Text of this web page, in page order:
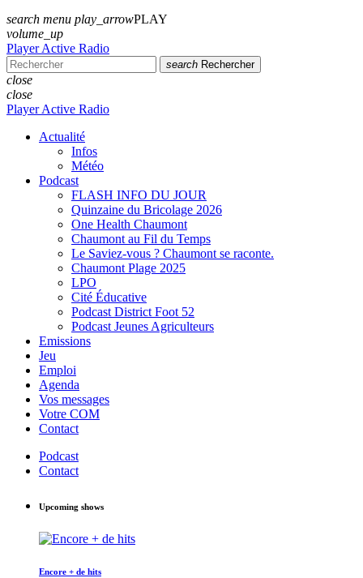
search menu play_arrowPLAY
volume_up
Player Active Radio
search Rechercher
close
close
Player Active Radio
Actualité
Infos
Météo
Podcast
FLASH INFO DU JOUR
Quinzaine du Bricolage 2026
One Health Chaumont
Chaumont au Fil du Temps
Le Saviez-vous ? Chaumont se raconte.
Chaumont Plage 2025
LPO
Cité Éducative
Podcast District Foot 52
Podcast Jeunes Agriculteurs
Emissions
Jeu
Emploi
Agenda
Vos messages
Votre COM
Contact
Podcast
Contact
Upcoming shows
Encore + de hits